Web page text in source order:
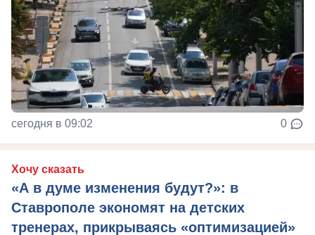
сегодня в 09:02 0
Хочу сказать
«А в думе изменения будут?»: в
Ставрополе экономят на детских
тренерах, прикрываясь «оптимизацией»